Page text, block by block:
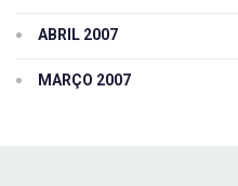
ABRIL 2007
MARÇO 2007